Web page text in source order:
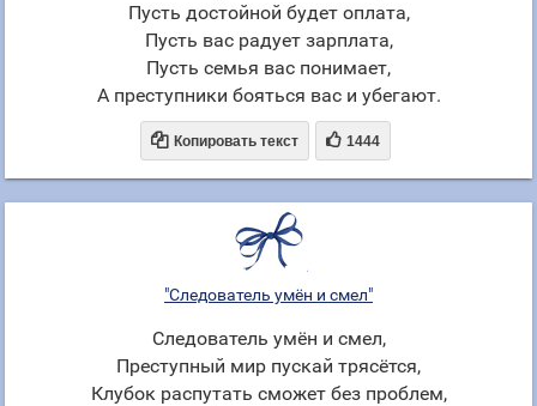
Пусть достойной будет оплата,
Пусть вас радует зарплата,
Пусть семья вас понимает,
А преступники бояться вас и убегают.
 Копировать текст  1444
"Следователь умён и смел"
Следователь умён и смел,
Преступный мир пускай трясётся,
Клубок распутать сможет без проблем,